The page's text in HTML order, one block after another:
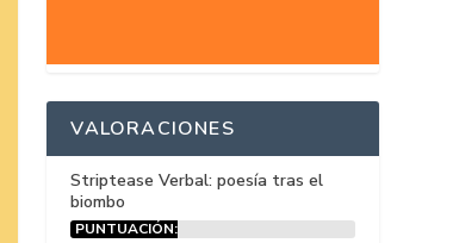
VALORACIONES
Striptease Verbal: poesía tras el
biombo
PUNTUACIÓN: